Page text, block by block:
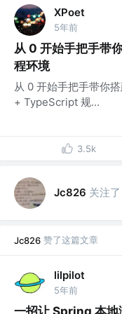
XPoet
5年前
从 0 开始手把手带
程环境
从 0 开始手把手带你
+ TypeScript 规...
3.5k
Jc826 关注了
Jc826 赞了这篇文章
lilpilot
5年前